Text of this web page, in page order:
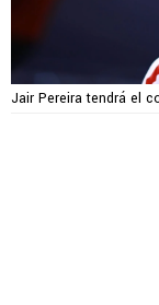
Jair Pereira tendrá el